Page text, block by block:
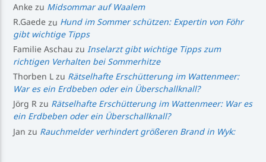
Anke zu Midsommar auf Waalem
R.Gaede zu Hund im Sommer schützen: Expertin von Föhr
gibt wichtige Tipps
Familie Aschau zuInselarzt gibt wichtige Tipps zum
richtigen Verhalten bei Sommerhitze
Thorben L zu Rätselhafte Erschütterung im Wattenmeer:
War es ein Erdbeben oder ein Überschallknall?
Jörg R zu Rätselhafte Erschütterung im Wattenmeer: War es
ein Erdbeben oder ein Überschallknall?
Jan zu Rauchmelder verhindert größeren Brand in Wyk: